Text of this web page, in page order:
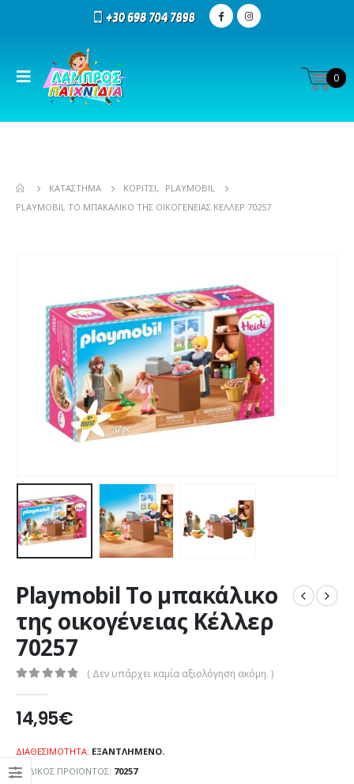
0
ΚΑΤΆΣΤΗΜΑ ΚΟΡΊΤΣΙ,
PLAYMOBIL
PLAYMOBIL ΤΟ ΜΠΑΚΆΛΙΚΟ ΤΗΣ ΟΙΚΟΓΈΝΕΙΑΣ ΚΈΛΛΕΡ 70257
Playmobil Το μπακάλικο
της οικογένειας Κέλλερ
70257
( Δεν υπάρχει καμία αξιολόγηση ακόμη. )
14,95€
ΔΙΑΘΕΣΙΜΌΤΗΤΑ: ΕΞΑΝΤΛΗΜΈΝΟ.
ΚΩΔΙΚΌΣ ΠΡΟΪΌΝΤΟΣ: 70257